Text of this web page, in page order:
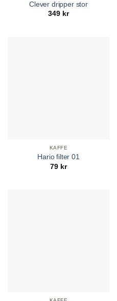
Clever dripper stor
349 kr
KAFFE
Hario filter 01
79 kr